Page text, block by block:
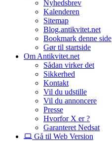
Nyhedsbrev
Kalenderen
Sitemap
Blog.antikvitet.net
Bookmark denne side
Gør til startside
Om Antikvitet.net
Sådan virker det
Sikkerhed
Kontakt
Vil du udstille
Vil du annoncere
Presse
Hvorfor X er ?
Garanteret Nedsat
Gå til Web Version